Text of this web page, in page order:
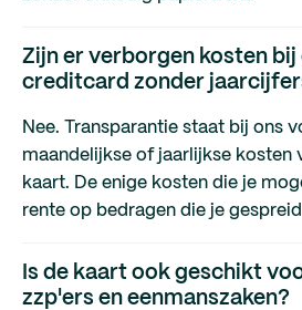
Zijn er verborgen kosten bij
creditcard zonder
Nee. Transparantie staat bij ons
maandelijkse of jaarlijkse kosten
kaart. De enige kosten die je
rente op bedragen die je
Is de kaart ook geschikt
zzp'ers en eenmanszaken?